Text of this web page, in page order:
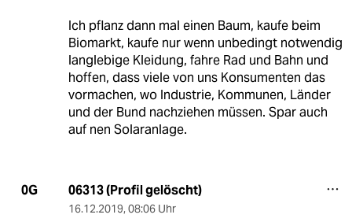
Ich pflanz dann mal einen Baum, kaufe beim
Biomarkt, kaufe nur wenn unbedingt notwendig
langlebige Kleidung, fahre Rad und Bahn und
hoffen, dass viele von uns Konsumenten das
vormachen, wo Industrie, Kommunen, Länder
und der Bund nachziehen müssen. Spar auch
auf nen Solaranlage.
0G 06313 (Profil gelöscht)
16.12.2019, 08:06 Uhr